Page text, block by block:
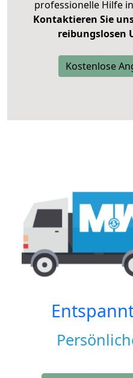
professionelle Hilfe
Kontaktieren Sie
reibungslosen
Kostenlose